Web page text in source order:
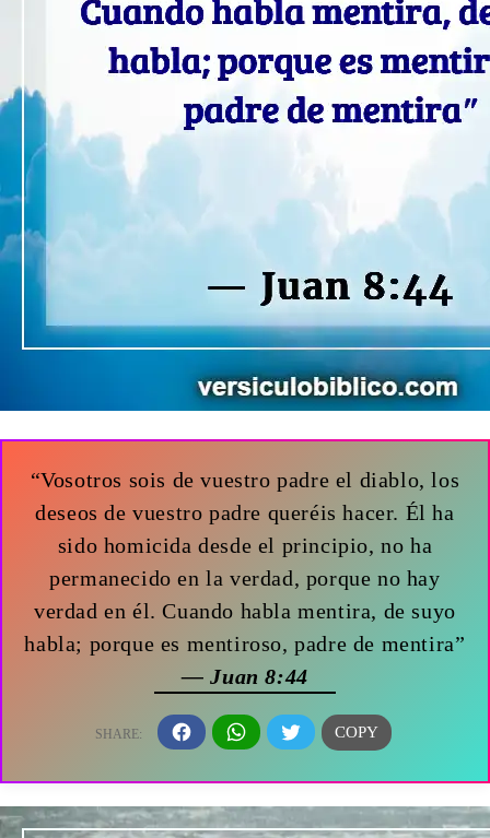
“Vosotros sois de vuestro padre el diablo, los
deseos de vuestro padre queréis hacer. Él ha
sido homicida desde el principio, no ha
permanecido en la verdad, porque no hay
verdad en él. Cuando habla mentira, de suyo
habla; porque es mentiroso, padre de mentira”
— Juan 8:44